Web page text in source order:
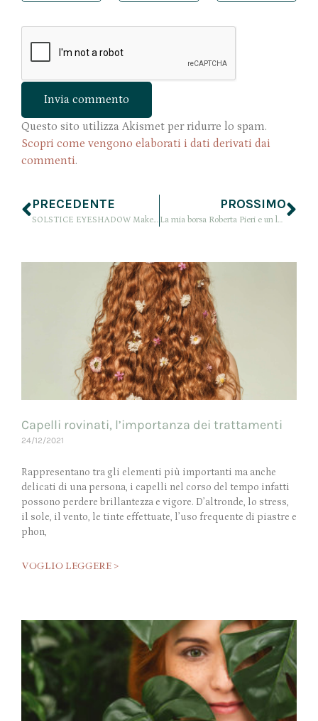
Questo sito utilizza Akismet per ridurre lo spam.
Scopri come vengono elaborati i dati derivati dai
commenti.
PRECEDENTE
SOLSTICE EYESHADOW Makeup Tutorial
PROSSIMO
La mia borsa Roberta Pieri e un look minimal
Capelli rovinati, l’importanza dei trattamenti
24/12/2021
Rappresentano tra gli elementi più importanti ma anche
delicati di una persona, i capelli nel corso del tempo infatti
possono perdere brillantezza e vigore. D’altronde, lo stress,
il sole, il vento, le tinte effettuate, l’uso frequente di piastre e
phon,
VOGLIO LEGGERE >